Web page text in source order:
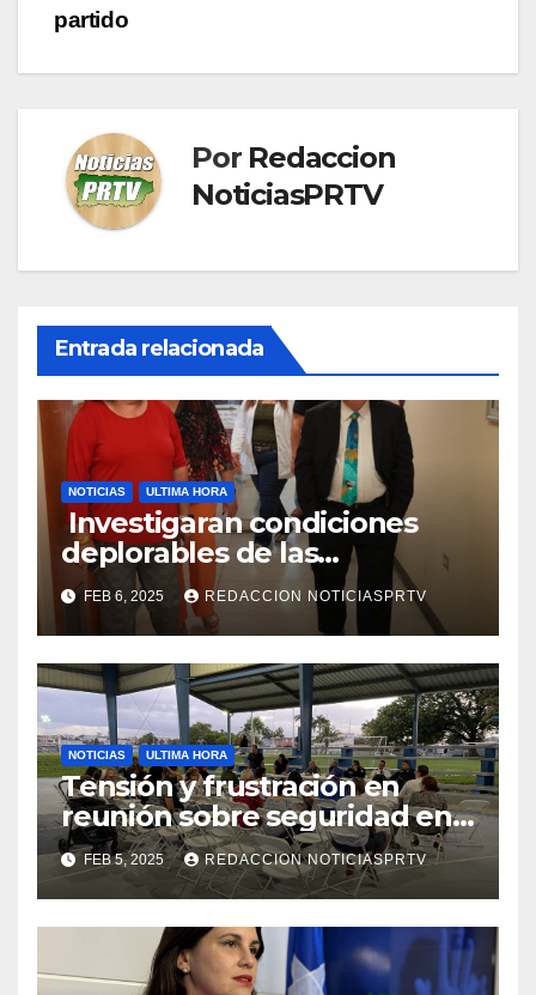
partido
Por Redaccion
NoticiasPRTV
Entrada relacionada
NOTICIAS ULTIMA HORA
Investigaran condiciones
deplorables de las
facilidades el Departamento
de la Salud en Mayagüez
FEB 6, 2025 REDACCION NOTICIASPRTV
NOTICIAS ULTIMA HORA
Tensión y frustración en
reunión sobre seguridad en
Reparto Metropolitano
FEB 5, 2025 REDACCION NOTICIASPRTV